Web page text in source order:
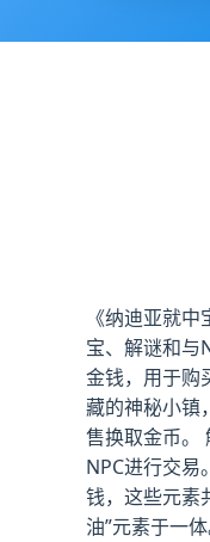
《纳迪亚就
宝、解谜和与
金钱，用于购
藏的神秘小镇
售换取金币。
NPC进行交
钱，这些元素
油”元素于一